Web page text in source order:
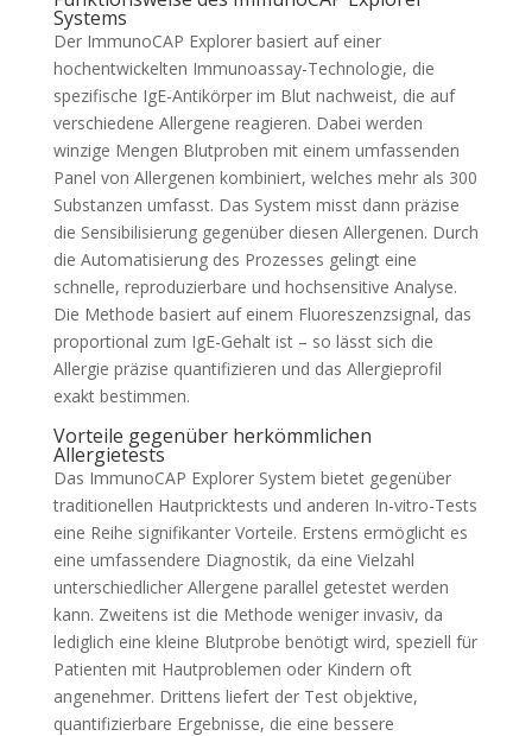
Systems
Der ImmunoCAP Explorer basiert auf einer
hochentwickelten Immunoassay-Technologie, die
spezifische IgE-Antikörper im Blut nachweist, die auf
verschiedene Allergene reagieren. Dabei werden
winzige Mengen Blutproben mit einem umfassenden
Panel von Allergenen kombiniert, welches mehr als 300
Substanzen umfasst. Das System misst dann präzise
die Sensibilisierung gegenüber diesen Allergenen. Durch
die Automatisierung des Prozesses gelingt eine
schnelle, reproduzierbare und hochsensitive Analyse.
Die Methode basiert auf einem Fluoreszenzsignal, das
proportional zum IgE-Gehalt ist – so lässt sich die
Allergie präzise quantifizieren und das Allergieprofil
exakt bestimmen.
Vorteile gegenüber herkömmlichen
Allergietests
Das ImmunoCAP Explorer System bietet gegenüber
traditionellen Hautpricktests und anderen In-vitro-Tests
eine Reihe signifikanter Vorteile. Erstens ermöglicht es
eine umfassendere Diagnostik, da eine Vielzahl
unterschiedlicher Allergene parallel getestet werden
kann. Zweitens ist die Methode weniger invasiv, da
lediglich eine kleine Blutprobe benötigt wird, speziell für
Patienten mit Hautproblemen oder Kindern oft
angenehmer. Drittens liefert der Test objektive,
quantifizierbare Ergebnisse, die eine bessere